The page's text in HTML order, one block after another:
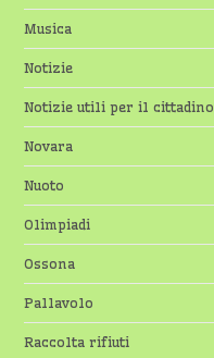
Musica
Notizie
Notizie utili per il cittadino
Novara
Nuoto
Olimpiadi
Ossona
Pallavolo
Raccolta rifiuti